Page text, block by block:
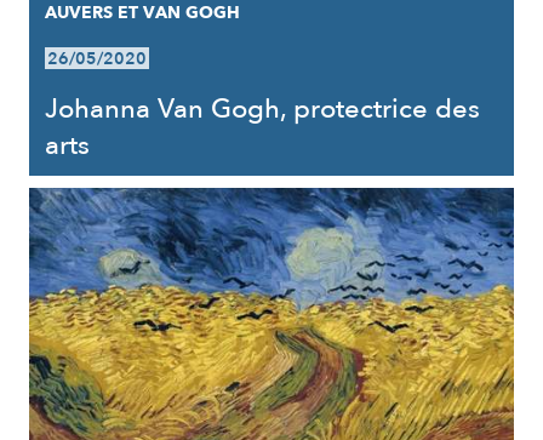
AUVERS ET VAN GOGH
26/05/2020
Johanna Van Gogh, protectrice des
arts